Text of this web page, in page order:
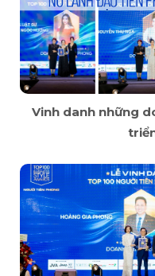
Vinh danh những